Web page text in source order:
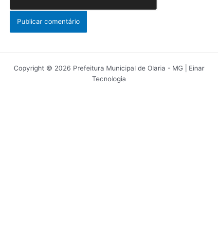
Copyright © 2026 Prefeitura Municipal de Olaria - MG | Einar
Tecnologia